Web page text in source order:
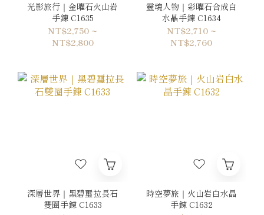
光影旅行｜金曜石火山岩
手鍊 C1635
NT$2,750 ~
NT$2,800
靈魂人物｜彩曜石合成白
水晶手鍊 C1634
NT$2,710 ~
NT$2,760
深層世界｜黑碧璽拉長石
雙圈手鍊 C1633
時空夢旅｜火山岩白水晶
手鍊 C1632